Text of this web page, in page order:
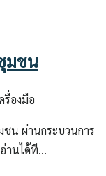
มชน
รื่องมือ
ชน ผ่านกระบวนการ
อ่านได้ที…